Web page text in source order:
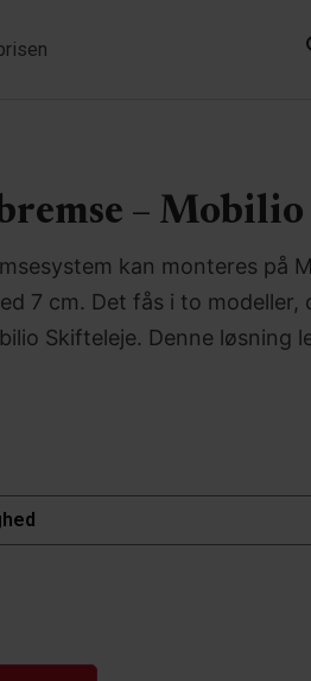
–
kan monteres på
7 cm. Det fås i to modeller,
Skifteleje. Denne løsning